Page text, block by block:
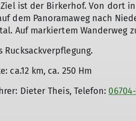
ist der Birkerhof. Von dort
dem Panoramaweg nach
Auf markiertem Wanderweg
Rucksackverpflegung.
ca.12 km, ca. 250 Hm
Dieter Theis, Telefon: